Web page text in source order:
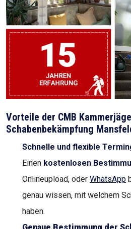
Vorteile der CMB
Schabenbekämpfung
Schnelle und flexible
Einen kostenlosen
Onlineupload, oder WhatsApp
genau wissen, mit welchem
haben.